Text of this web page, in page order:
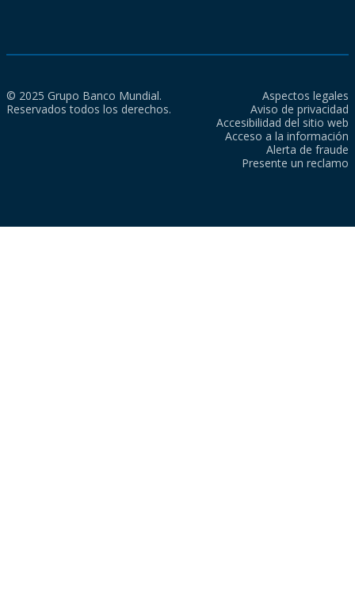
© 2025 Grupo Banco Mundial.
Reservados todos los derechos.
Aspectos legales
Aviso de privacidad
Accesibilidad del sitio web
Acceso a la información
Alerta de fraude
Presente un reclamo